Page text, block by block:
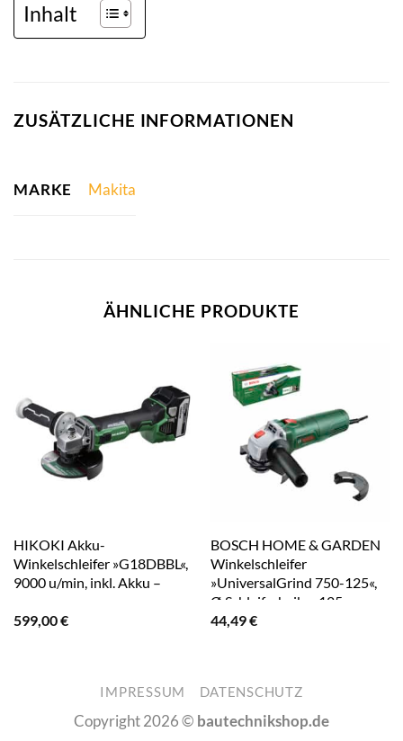
Inhalt
ZUSÄTZLICHE INFORMATIONEN
MARKE Makita
ÄHNLICHE PRODUKTE
HIKOKI Akku-
Winkelschleifer »G18DBBL«,
9000 u/min, inkl. Akku –
599,00€
BOSCH HOME & GARDEN
Winkelschleifer
»UniversalGrind 750-125«,
Ø Schleifscheibe: 125 mm –
gruen
44,49€
IMPRESSUM DATENSCHUTZ
Copyright 2026 © bautechnikshop.de